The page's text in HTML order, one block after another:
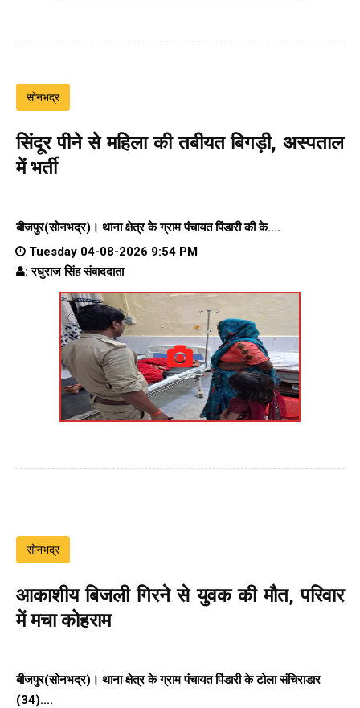
सोनभद्र
सिंदूर पीने से महिला की तबीयत बिगड़ी, अस्पताल
में भर्ती
बीजपुर(सोनभद्र)। थाना क्षेत्र केग्राम पंचायत पिंडारीकी के....
Tuesday 04-08-2026 9:54 PM
: रघुराज सिंह संवाददाता
सोनभद्र
आकाशीय बिजली गिरने से युवक की मौत, परिवार
में मचा कोहराम
बीजपुर(सोनभद्र)। थाना क्षेत्र के ग्राम पंचायत पिंडारी के टोला संचिराडार
(34)....